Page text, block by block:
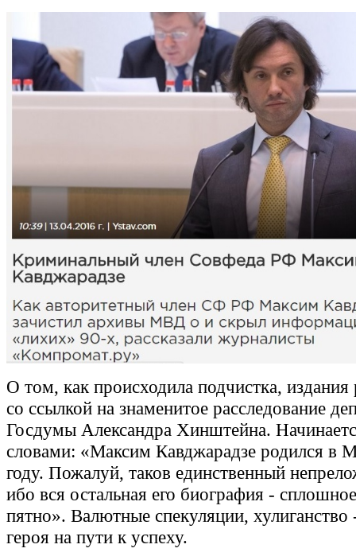
О том, как происходила подчистка, издания
со ссылкой на знаменитое расследование
Госдумы Александра Хинштейна.
словами: «Максим Кавджарадзе родился в
году. Пожалуй, таков единственный
ибо вся остальная его биография -
пятно». Валютные спекуляции,
героя на пути к успеху.